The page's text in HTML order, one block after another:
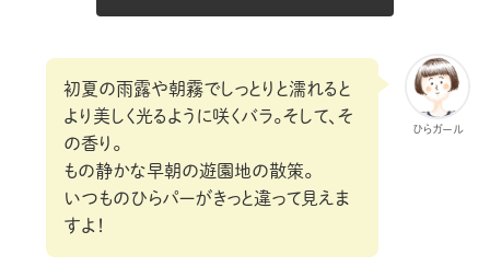
ひらガール
初夏の雨露や朝霧でしっとりと濡れると
より美しく光るように咲くバラ。そして、そ
の香り。
もの静かな早朝の遊園地の散策。
いつものひらパーがきっと違って見えま
すよ！